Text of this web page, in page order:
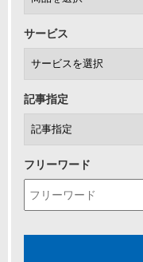
サービス
記事指定
フリーワード